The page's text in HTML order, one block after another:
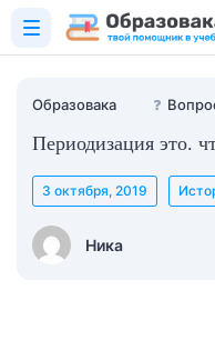
Образовака ❓
Периодизация это.
Ника
3 октября, 2019